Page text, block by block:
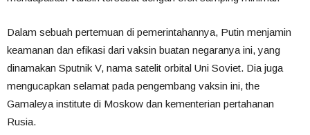
Dalam sebuah pertemuan di pemerintahannya, Putin menjamin
keamanan dan efikasi dari vaksin buatan negaranya ini, yang
dinamakan Sputnik V, nama satelit orbital Uni Soviet. Dia juga
mengucapkan selamat pada pengembang vaksin ini, the
Gamaleya institute di Moskow dan kementerian pertahanan
Rusia.